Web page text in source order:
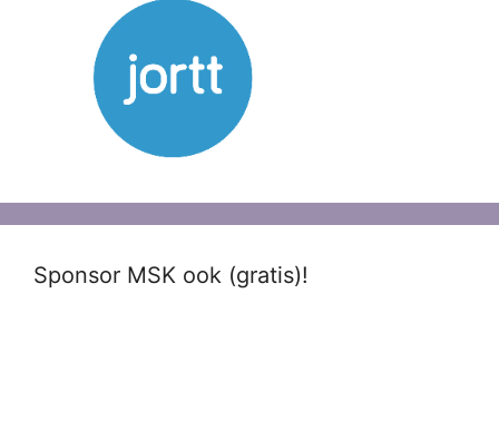
Sponsor MSK ook (gratis)!